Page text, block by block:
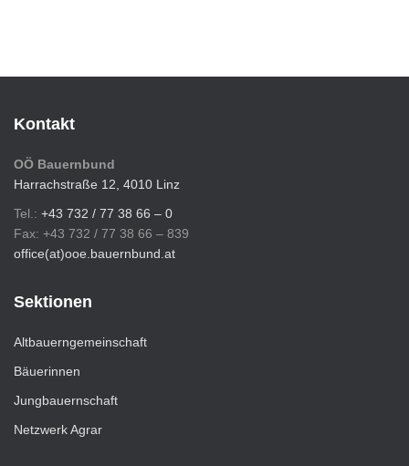
Kontakt
OÖ Bauernbund
Harrachstraße 12, 4010 Linz
Tel.: +43 732 / 77 38 66 – 0
Fax: +43 732 / 77 38 66 – 839
office(at)ooe.bauernbund.at
Sektionen
Altbauerngemeinschaft
Bäuerinnen
Jungbauernschaft
Netzwerk Agrar